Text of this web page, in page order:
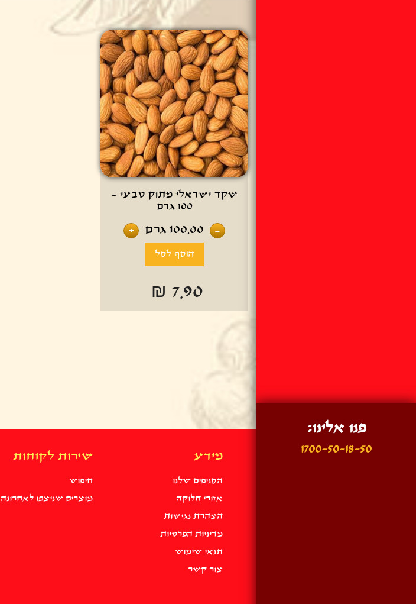
פנו אלינו:
1700-50-18-50
שקד ישראלי מתוק טבעי -
100 גרם
-
100.00גרם +
₪ 7.90
מידע
הסניפים שלנו
אזורי חלוקה
הצהרת נגישות
מדיניות הפרטיות
תנאי שימוש
צור קשר
שירות לקוחות
חיפוש
מוצרים שניצפו לאחרונה